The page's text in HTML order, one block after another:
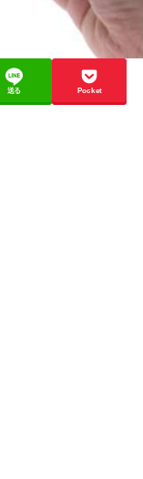
送る Pocket